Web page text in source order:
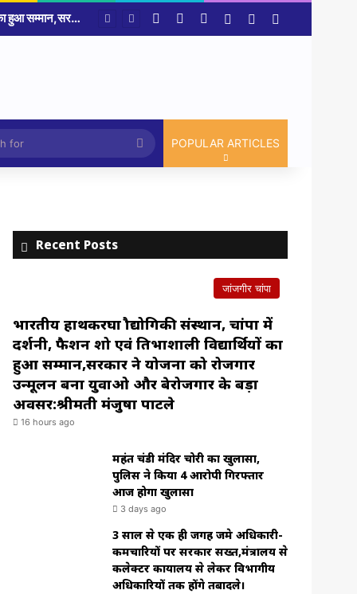
Facebook YouTube
Log InRandom Article
Search
for
POPULAR ARTICLES
Recent Posts
जांजगीर चांपा
भारतीय हाथकरघा प्रौद्योगिकी संस्थान, चांपा में
प्रदर्शनी, फैशन शो एवं प्रतिभाशाली विद्यार्थियों का
हुआ सम्मान,सरकार ने योजना को रोजगार
उन्मूलन बना युवाओ और बेरोजगार के बड़ा
अवसर:श्रीमती मंजुषा पाटले
16 hours ago
महंत चंडी मंदिर चोरी का खुलासा,
पुलिस ने किया 4 आरोपी गिरफ्तार
आज होगा खुलासा
3 days ago
3 साल से एक ही जगह जमे अधिकारी-
कर्मचारियों पर सरकार सख्त,मंत्रालय से
कलेक्टर कार्यालय से लेकर विभागीय
अधिकारियों तक होंगे तबादले।